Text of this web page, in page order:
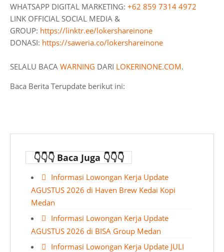
WHATSAPP DIGITAL MARKETING: +62 859 7314 4972
LINK OFFICIAL SOCIAL MEDIA &
GROUP: https://linktr.ee/lokershareinone
DONASI: https://saweria.co/lokershareinone
SELALU BACA WARNING DARI LOKERINONE.COM.
Baca Berita Terupdate berikut ini:
👇👇👇 Baca Juga 👇👇👇
Informasi Lowongan Kerja Update
AGUSTUS 2026 di Haven Brew Kedai Kopi
Medan
Informasi Lowongan Kerja Update
AGUSTUS 2026 di BISA Group Medan
Informasi Lowongan Kerja Update JULI